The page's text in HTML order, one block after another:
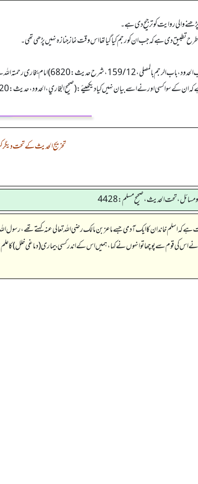
پڑھنے والی روایت کو ترجیح دی ہے۔
دی ہے کہ جب ان کو رجم کیا گیا تھا اس وقت نماز جنازہ نہیں پڑھی تھی۔
تفصیل کے لئے ملاخط فرمائیں: (فتح
کے سوا کسی اور نے اسے بیان نہیں کیا دیکھیئے: (صحیح البخاري، الحدود، حدیث:6820)
تخریج الحدیث کے تحت
مسائل، تحت الحديث ، صحيح مسلم: 4428
کہ اسلم خاندان کا ایک آدمی جسے ماعز بن مالک رضی اللہ تعالی عنہ کہتے تھے، رسول
نے اس کی قوم سے پوچھا تو انہوں نے کہا، ہمیں اس کے اندر کسی بیماری (دماغی